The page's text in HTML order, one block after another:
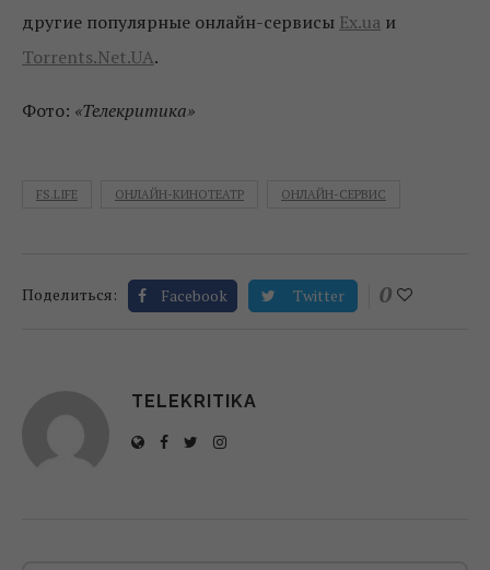
другие популярные онлайн-сервисы Ex.ua и
Torrents.Net.UA.
Фото: «Телекритика»
FS.LIFE ОНЛАЙН-КИНОТЕАТР ОНЛАЙН-СЕРВИС
Поделиться: Facebook Twitter 0
TELEKRITIKA